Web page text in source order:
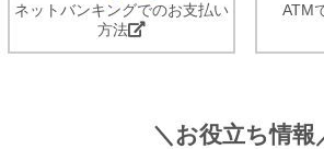
ネットバンキングでのお支払い
方法
ATM
＼お役立ち情報